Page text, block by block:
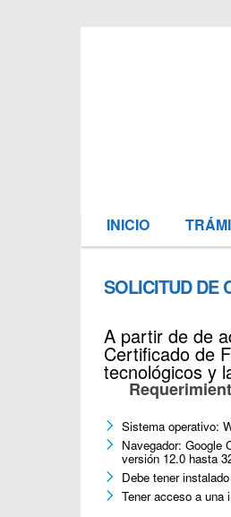
INICIO
SOLICITUD DE
A partir de de
Certificado de
tecnológicos y
Sistema operativo:
Navegador: Google
versión 12.0 hasta
Debe tener
Tener acceso a una